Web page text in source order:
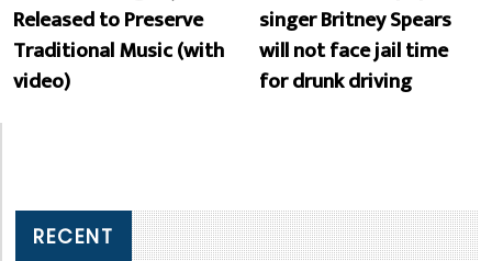
Released to Preserve
Traditional Music (with
video)
singer Britney Spears
will not face jail time
for drunk driving
RECENT